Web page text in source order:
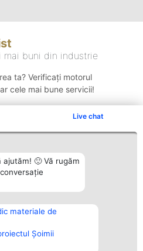
Live chat
🙂 Vă rugăm
materiale de
Șoimii
mai buni din industrie
ta? Verificați motorul
cele mai bune servicii!
Tuturor
Contact